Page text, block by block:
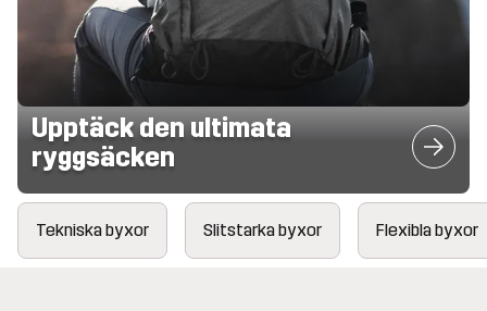
Upptäck den ultimata
ryggsäcken
Tekniska byxor Slitstarka byxor Flexibla byxor